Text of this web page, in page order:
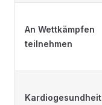
An Wettkämpfen
teilnehmen
Kardiogesundheit